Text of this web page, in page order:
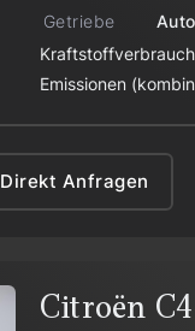
Getriebe
Emissionen
Direkt Anfragen
Citroën C4